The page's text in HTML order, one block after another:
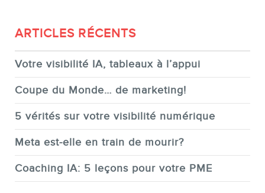
ARTICLES RÉCENTS
Votre visibilité IA, tableaux à l’appui
Coupe du Monde… de marketing!
5 vérités sur votre visibilité numérique
Meta est-elle en train de mourir?
Coaching IA: 5 leçons pour votre PME